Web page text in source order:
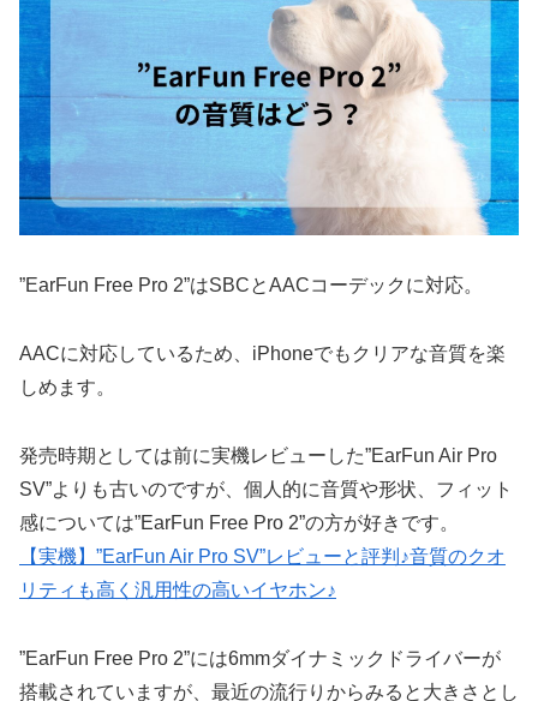
”EarFun Free Pro 2”はSBCとAACコーデックに対応。
AACに対応しているため、iPhoneでもクリアな音質を楽
しめます。
発売時期としては前に実機レビューした”EarFun Air Pro
SV”よりも古いのですが、個人的に音質や形状、フィット
感については”EarFun Free Pro 2”の方が好きです。
【実機】”EarFun Air Pro SV”レビューと評判♪音質のクオ
リティも高く汎用性の高いイヤホン♪
”EarFun Free Pro 2”には6mmダイナミックドライバーが
搭載されていますが、最近の流行りからみると大きさとし